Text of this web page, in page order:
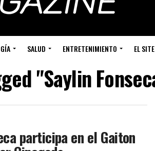
SALUD ENTRETENIMIENTO EL
"Saylin
participa en el Gaiton